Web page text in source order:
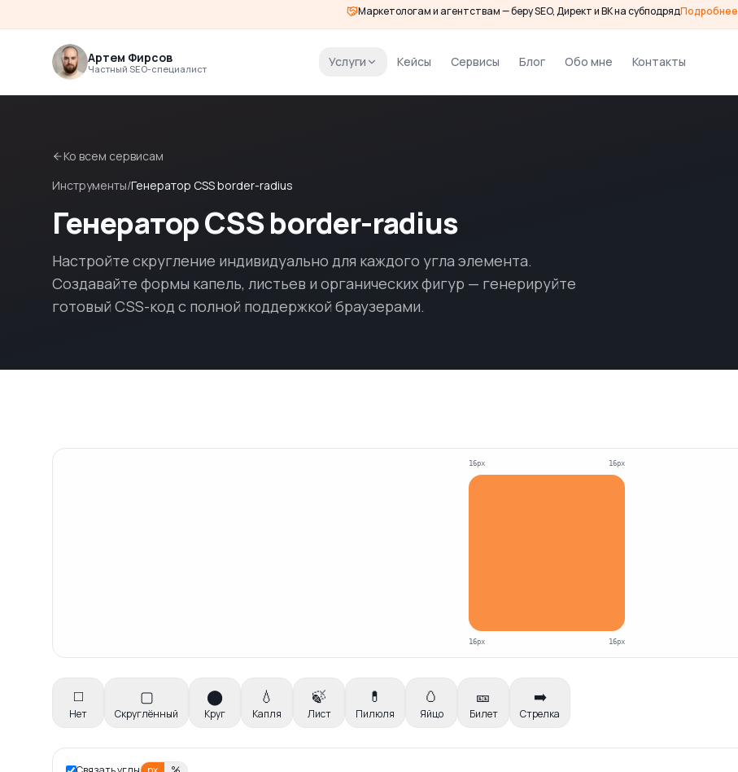
Маркетологам и агентствам — беру SEO, Директ и ВК на субподрядПодробнее
Артем Фирсов
Частный SEO-специалист Услуги Кейсы Сервисы Блог Обо мне Контакты
Ко всем сервисам
Инструменты/Генератор CSS border-radius
Генератор CSS border-radius
Настройте скругление индивидуально для каждого угла элемента.
Создавайте формы капель, листьев и органических фигур — генерируйте
готовый CSS-код с полной поддержкой браузерами.
16px 16px
16px
16px
◻️
Нет
▢
Скруглённый
⬤
Круг
💧
Капля
🍃
Лист
💊
Пилюля
🥚
Яйцо
🎫
Билет
➡️
Стрелка